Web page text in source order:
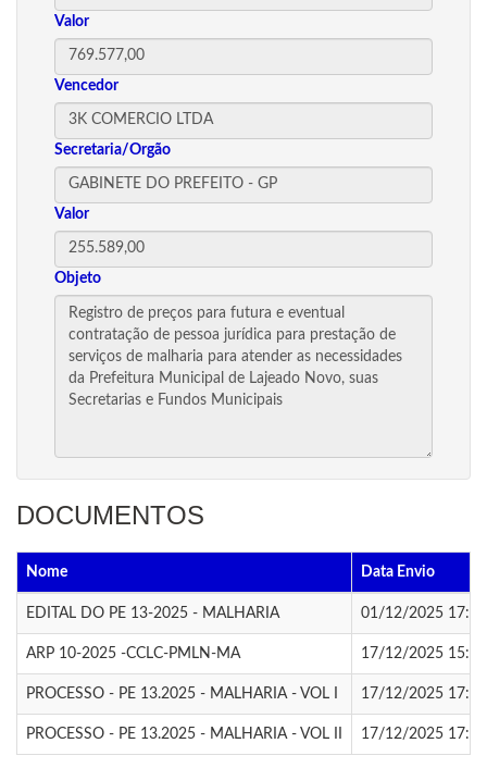
Valor
Vencedor
Secretaria/Orgão
Valor
Objeto
DOCUMENTOS
Nome Data Envio
EDITAL DO PE 13-2025 - MALHARIA 01/12/2025
ARP 10-2025 -CCLC-PMLN-MA 17/12/2025
PROCESSO - PE 13.2025 - MALHARIA - VOL I 17/12/2025
PROCESSO - PE 13.2025 - MALHARIA - VOL II 17/12/2025